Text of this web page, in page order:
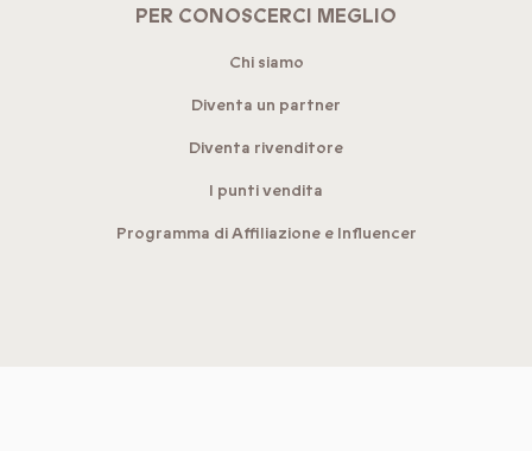
PER CONOSCERCI MEGLIO
Chi siamo
Diventa un partner
Diventa rivenditore
I punti vendita
Programma di Affiliazione e Influencer